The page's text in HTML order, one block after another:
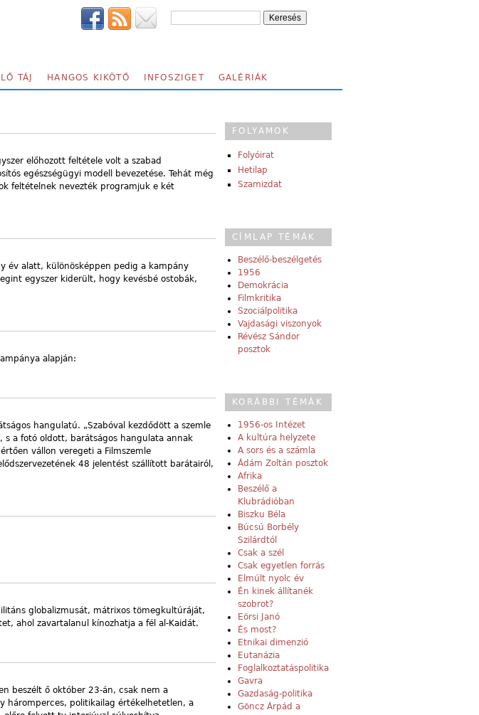
TÁJ HANGOS KIKÖTŐ INFOSZIGET GALÉRIÁK
előhozott feltétele volt a szabad
egészségügyi modell bevezetése. Tehát még
feltételnek nevezték programjuk e két
év alatt, különösképpen pedig a kampány
egyszer kiderült, hogy kevésbé ostobák,
alapján:
hangulatú. „Szabóval kezdődött a szemle
s a fotó oldott, barátságos hangulata annak
vállon veregeti a Filmszemle
48 jelentést szállított barátairól,
globalizmusát, mátrixos tömegkultúráját,
ahol zavartalanul kínozhatja a fél al-Kaidát.
beszélt ő október 23-án, csak nem a
háromperces, politikailag értékelhetetlen, a
FOLYAMOK
Folyóirat
Hetilap
Szamizdat
CÍMLAP TÉMÁK
Beszélő-beszélgetés
1956
Demokrácia
Filmkritika
Szociálpolitika
Vajdasági viszonyok
Révész Sándor
posztok
KORÁBBI TÉMÁK
1956-os Intézet
A kultúra helyzete
A sors és a számla
Ádám Zoltán posztok
Afrika
Beszélő a
Klubrádióban
Biszku Béla
Búcsú Borbély
Szilárdtól
Csak a szél
Csak egyetlen forrás
Elmúlt nyolc év
Én kinek állítanék
szobrot?
Eörsi Janó
És most?
Etnikai dimenzió
Eutanázia
Foglalkoztatáspolitika
Gavra
Gazdaság-politika
Göncz Árpád a